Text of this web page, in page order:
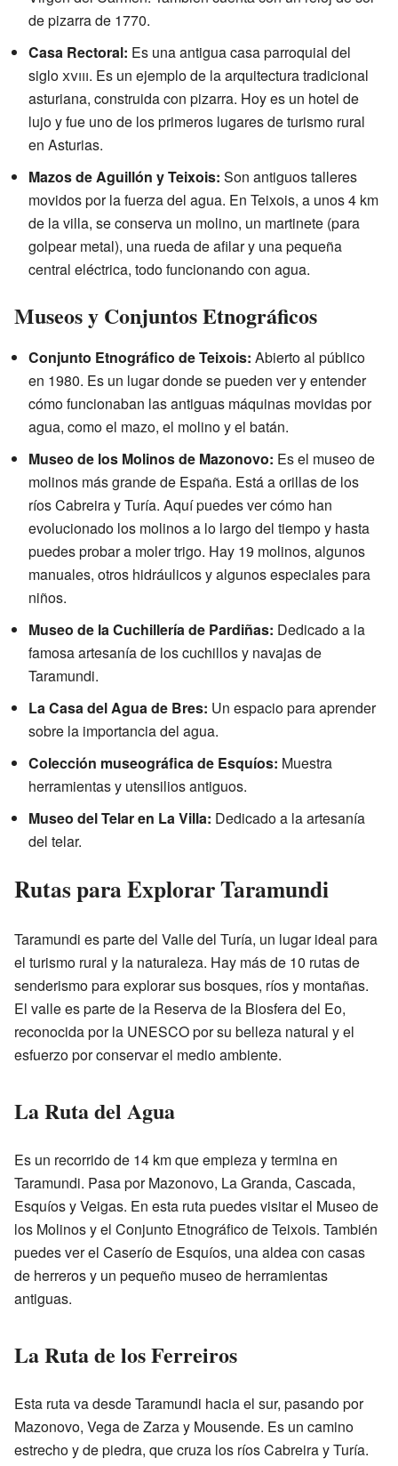
de pizarra de 1770.
Casa Rectoral: Es una antigua casa parroquial del
sigloxviii. Es un ejemplo de la arquitectura tradicional
asturiana, construida con pizarra. Hoy es un hotel de
lujo y fue uno de los primeros lugares de turismo rural
en Asturias.
Mazos de Aguillón y Teixois: Son antiguos talleres
movidos por la fuerza del agua. En Teixois, a unos 4 km
de la villa, se conserva un molino, un martinete (para
golpear metal), una rueda de afilar y una pequeña
central eléctrica, todo funcionando con agua.
Museos y Conjuntos Etnográficos
Conjunto Etnográfico de Teixois: Abierto al público
en 1980. Es un lugar donde se pueden ver y entender
cómo funcionaban las antiguas máquinas movidas por
agua, como el mazo, el molino y el batán.
Museo de los Molinos de Mazonovo: Es el museo de
molinos más grande de España. Está a orillas de los
ríos Cabreira y Turía. Aquí puedes ver cómo han
evolucionado los molinos a lo largo del tiempo y hasta
puedes probar a moler trigo. Hay 19 molinos, algunos
manuales, otros hidráulicos y algunos especiales para
niños.
Museo de la Cuchillería de Pardiñas: Dedicado a la
famosa artesanía de los cuchillos y navajas de
Taramundi.
La Casa del Agua de Bres: Un espacio para aprender
sobre la importancia del agua.
Colección museográfica de Esquíos: Muestra
herramientas y utensilios antiguos.
Museo del Telar en La Villa: Dedicado a la artesanía
del telar.
Rutas para Explorar Taramundi
Taramundi es parte del Valle del Turía, un lugar ideal para
el turismo rural y la naturaleza. Hay más de 10 rutas de
senderismo para explorar sus bosques, ríos y montañas.
El valle es parte de la Reserva de la Biosfera del Eo,
reconocida por la UNESCO por su belleza natural y el
esfuerzo por conservar el medio ambiente.
La Ruta del Agua
Es un recorrido de 14 km que empieza y termina en
Taramundi. Pasa por Mazonovo, La Granda, Cascada,
Esquíos y Veigas. En esta ruta puedes visitar el Museo de
los Molinos y el Conjunto Etnográfico de Teixois. También
puedes ver el Caserío de Esquíos, una aldea con casas
de herreros y un pequeño museo de herramientas
antiguas.
La Ruta de los Ferreiros
Esta ruta va desde Taramundi hacia el sur, pasando por
Mazonovo, Vega de Zarza y Mousende. Es un camino
estrecho y de piedra, que cruza los ríos Cabreira y Turía.